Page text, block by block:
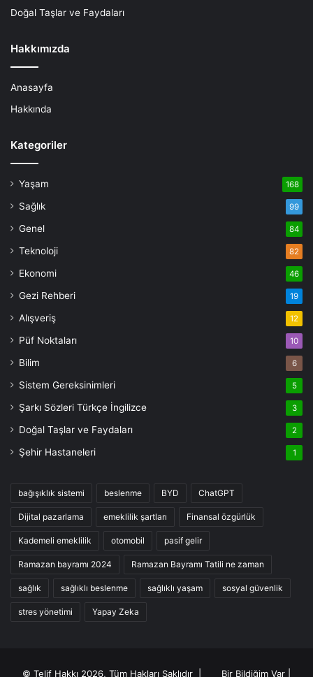
Doğal Taşlar ve Faydaları
Hakkımızda
Anasayfa
Hakkında
Kategoriler
Yaşam 168
Sağlık 99
Genel 84
Teknoloji 82
Ekonomi 46
Gezi Rehberi 19
Alışveriş 12
Püf Noktaları 10
Bilim 6
Sistem Gereksinimleri 5
Şarkı Sözleri Türkçe İngilizce 3
Doğal Taşlar ve Faydaları 2
Şehir Hastaneleri 1
bağışıklık sistemi beslenme BYD ChatGPT
Dijital pazarlama emeklilik şartları Finansal özgürlük
Kademeli emeklilik otomobil pasif gelir
Ramazan bayramı 2024 Ramazan Bayramı Tatili ne zaman
sağlık sağlıklı beslenme sağlıklı yaşam sosyal güvenlik
stres yönetimi Yapay Zeka
© Telif Hakkı 2026, Tüm Hakları Saklıdır | Bir Bildiğim Var